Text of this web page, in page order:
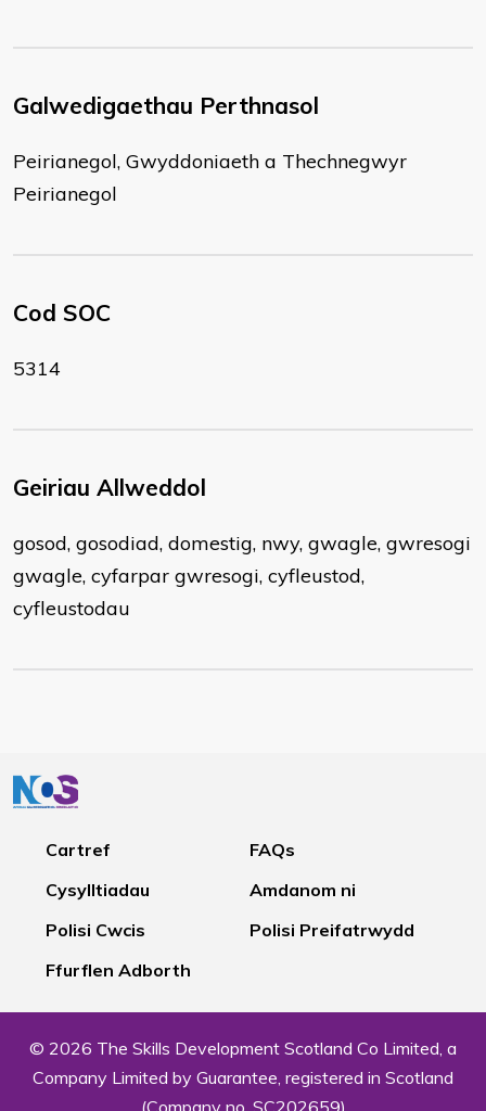
Galwedigaethau Perthnasol
Peirianegol, Gwyddoniaeth a Thechnegwyr
Peirianegol
Cod SOC
5314
Geiriau Allweddol
gosod, gosodiad, domestig, nwy, gwagle, gwresogi
gwagle, cyfarpar gwresogi, cyfleustod,
cyfleustodau
Cartref
FAQs
Cysylltiadau
Amdanom ni
Polisi Cwcis
Polisi Preifatrwydd
Ffurflen Adborth
© 2026 The Skills Development Scotland Co Limited, a
Company Limited by Guarantee, registered in Scotland
(Company no. SC202659)